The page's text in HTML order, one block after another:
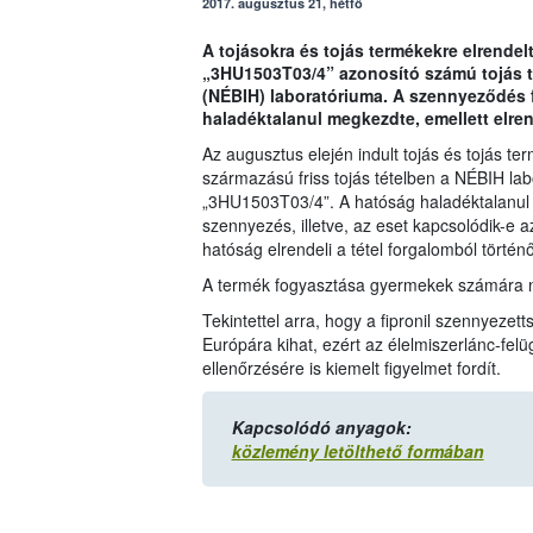
A tojásokra és tojás termékekre
„3HU1503T03/4” azonosító számú
(NÉBIH) laboratóriuma. A
haladéktalanul megkezdte, emellett
Az augusztus elején indult tojás és tojás
származású friss tojás tételben a NÉBIH
„3HU1503T03/4”. A hatóság
szennyezés, illetve, az eset kapcsolódik-e
hatóság elrendeli a tétel forgalomból
A termék fogyasztása gyermekek számára
Tekintettel arra, hogy a fipronil
Európára kihat, ezért az élelmiszerlánc-
ellenőrzésére is kiemelt figyelmet fordít.
Kapcsolódó anyagok:
közlemény letölthető formában